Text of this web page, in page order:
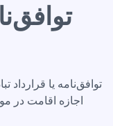
توافق‌نامه یا
اجازه اقامت در